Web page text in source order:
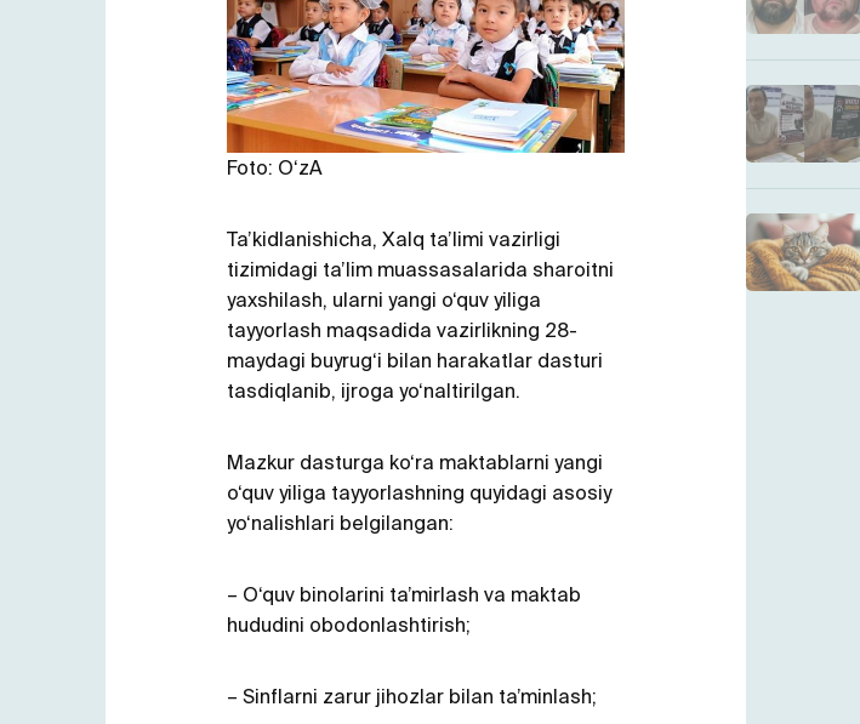
Foto: O‘zA
Ta’kidlanishicha, Xalq ta’limi vazirligi
tizimidagi ta’lim muassasalarida sharoitni
yaxshilash, ularni yangi o‘quv yiliga
tayyorlash maqsadida vazirlikning 28-
maydagi buyrug‘i bilan harakatlar dasturi
tasdiqlanib, ijroga yo‘naltirilgan.
Mazkur dasturga ko‘ra maktablarni yangi
o‘quv yiliga tayyorlashning quyidagi asosiy
yo‘nalishlari belgilangan:
– O‘quv binolarini ta’mirlash va maktab
hududini obodonlashtirish;
– Sinflarni zarur jihozlar bilan ta’minlash;